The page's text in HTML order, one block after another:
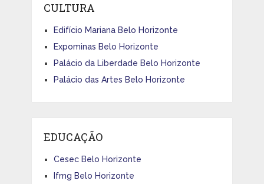
CULTURA
Edifício Mariana Belo Horizonte
Expominas Belo Horizonte
Palácio da Liberdade Belo Horizonte
Palácio das Artes Belo Horizonte
EDUCAÇÃO
Cesec Belo Horizonte
Ifmg Belo Horizonte